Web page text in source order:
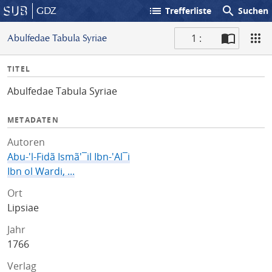
GDZ list Trefferliste search Suchen
Abulfedae Tabula Syriae 1 :
I
f
TITEL
Abulfedae Tabula Syriae
METADATEN
Autoren
Abu-'l-Fidã Ismã'¯il Ibn-'Al¯i
Ibn ol Wardi, ...
Ort
Lipsiae
Jahr
1766
Verlag